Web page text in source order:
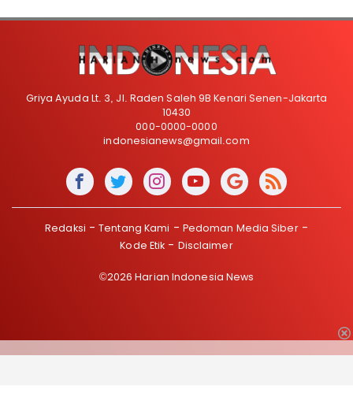
Griya Ayuda Lt. 3, Jl. Raden Saleh 9B Kenari Senen-Jakarta
10430
000-0000-0000
indonesianews@gmail.com
Redaksi Tentang Kami
Pedoman Media Siber
Kode Etik
Disclaimer
©2026 Harian Indonesia News